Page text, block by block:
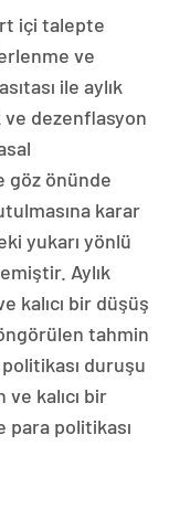
içi talepte
ve
ile aylık
dezenflasyon
göz önünde
karar
yukarı yönlü
Aylık
kalıcı bir düşüş
tahmin
politikası duruşu
kalıcı bir
politikası